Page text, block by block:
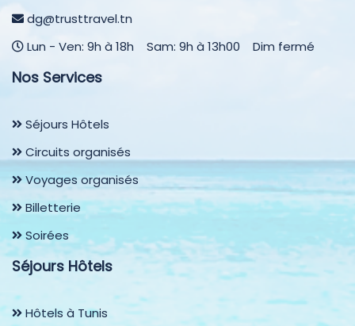
dg@trusttravel.tn
Lun - Ven: 9h à 18h Sam: 9h à 13h00 Dim fermé
Nos Services
Séjours Hôtels
Circuits organisés
Voyages organisés
Billetterie
Soirées
Séjours Hôtels
Hôtels à Tunis